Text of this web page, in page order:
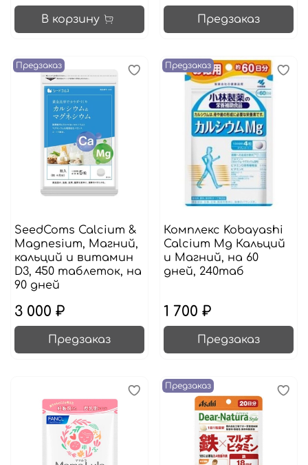
В корзину Предзаказ
Предзаказ
SeedComs Calcium &
Magnesium, Магний,
кальций и витамин
D3, 450 таблеток, на
90 дней
3 000 ₽
Предзаказ
Предзаказ
Комплекс Kobayashi
Calcium Mg Кальций
и Магний, на 60
дней, 240таб
1 700 ₽
Предзаказ
Предзаказ